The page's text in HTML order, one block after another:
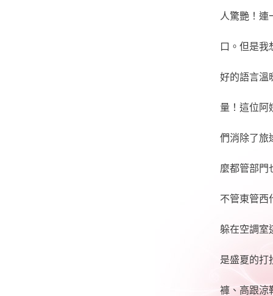
人驚艷！連
口。但是我
好的語言溫
量！這位阿
們消除了旅
麼都管部門
不管東管西
躲在空調室
是盛夏的打
褲、高跟涼